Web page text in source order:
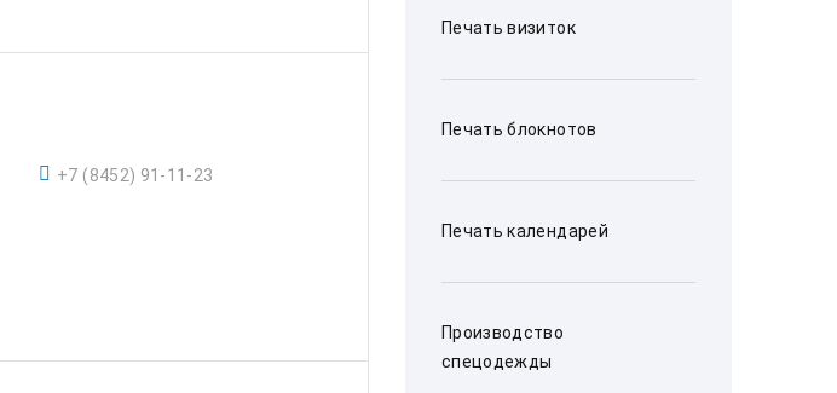
Печать визиток
Печать блокнотов
Печать календарей
Производство
спецодежды
+7 (8452) 91-11-23